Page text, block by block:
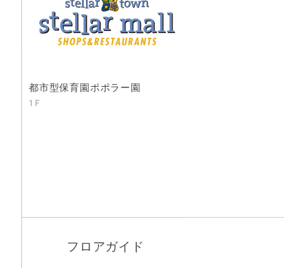
都市型保育園ポポラー園
1F
フロアガイド